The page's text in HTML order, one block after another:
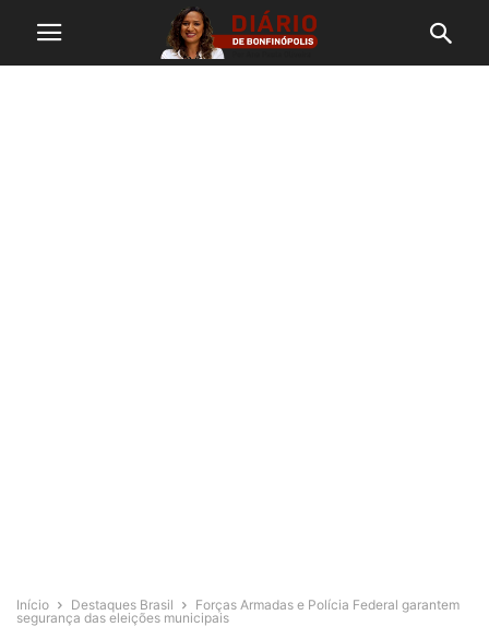
Início Destaques Brasil
Forças Armadas e Polícia Federal garantem
segurança das eleições municipais